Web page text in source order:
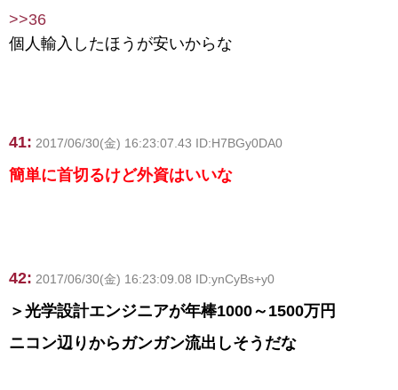
>>36
個人輸入したほうが安いからな
41: 2017/06/30(金) 16:23:07.43 ID:H7BGy0DA0
簡単に首切るけど外資はいいな
42: 2017/06/30(金) 16:23:09.08 ID:ynCyBs+y0
＞光学設計エンジニアが年棒1000～1500万円
ニコン辺りからガンガン流出しそうだな